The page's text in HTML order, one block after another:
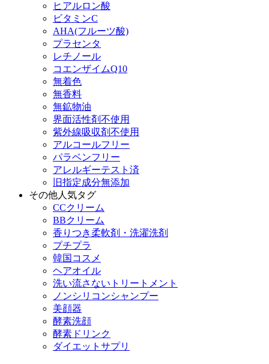
ヒアルロン酸
ビタミンC
AHA(フルーツ酸)
プラセンタ
レチノール
コエンザイムQ10
無着色
無香料
無鉱物油
界面活性剤不使用
紫外線吸収剤不使用
アルコールフリー
パラベンフリー
アレルギーテスト済
旧指定成分無添加
その他人気タグ
CCクリーム
BBクリーム
香りつき柔軟剤・洗濯洗剤
プチプラ
韓国コスメ
ヘアオイル
洗い流さないトリートメント
ノンシリコンシャンプー
美顔器
酵素洗顔
酵素ドリンク
ダイエットサプリ